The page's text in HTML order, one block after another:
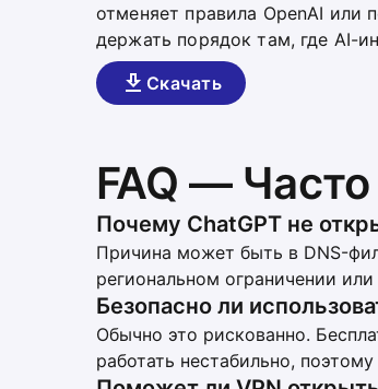
отменяет правила OpenAI или
держать порядок там, где AI-
Скачать
FAQ —
Почему ChatGPT не
Причина может быть в DNS-
региональном ограничении
Безопасно ли
Обычно это рискованно.
работать нестабильно,